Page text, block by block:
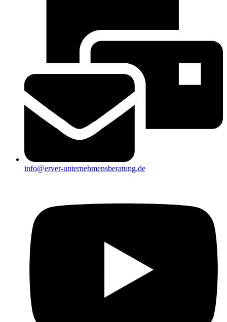
info@erver-unternehmensberatung.de